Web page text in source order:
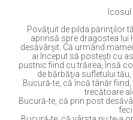
Icosul
Povăţuit de pilda părinţilor
aprinsă spre dragostea lui
desăvârşit. Că urmând
ai început să posteşti cu
pustnic fiind cu trăirea, însă
de bărbăţia sufletului
Bucură-te, că încă tânăr
trecătoare
Bucură-te, că prin post